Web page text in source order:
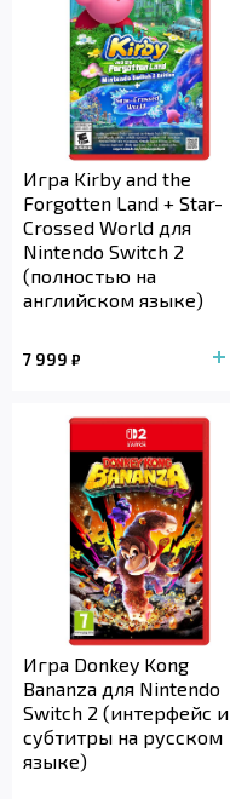
Игра Kirby and the
Forgotten Land + Star-
Crossed World для
Nintendo Switch 2
(полностью на
английском языке)
7 999 ₽
Игра Donkey Kong
Bananza для Nintendo
Switch 2 (интерфейс и
субтитры на русском
языке)